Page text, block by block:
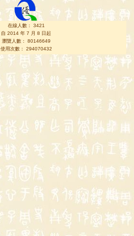
在線人數： 3421
自 2014 年 7 月 8 日起
瀏覽人數： 80146649
使用次數： 294070432